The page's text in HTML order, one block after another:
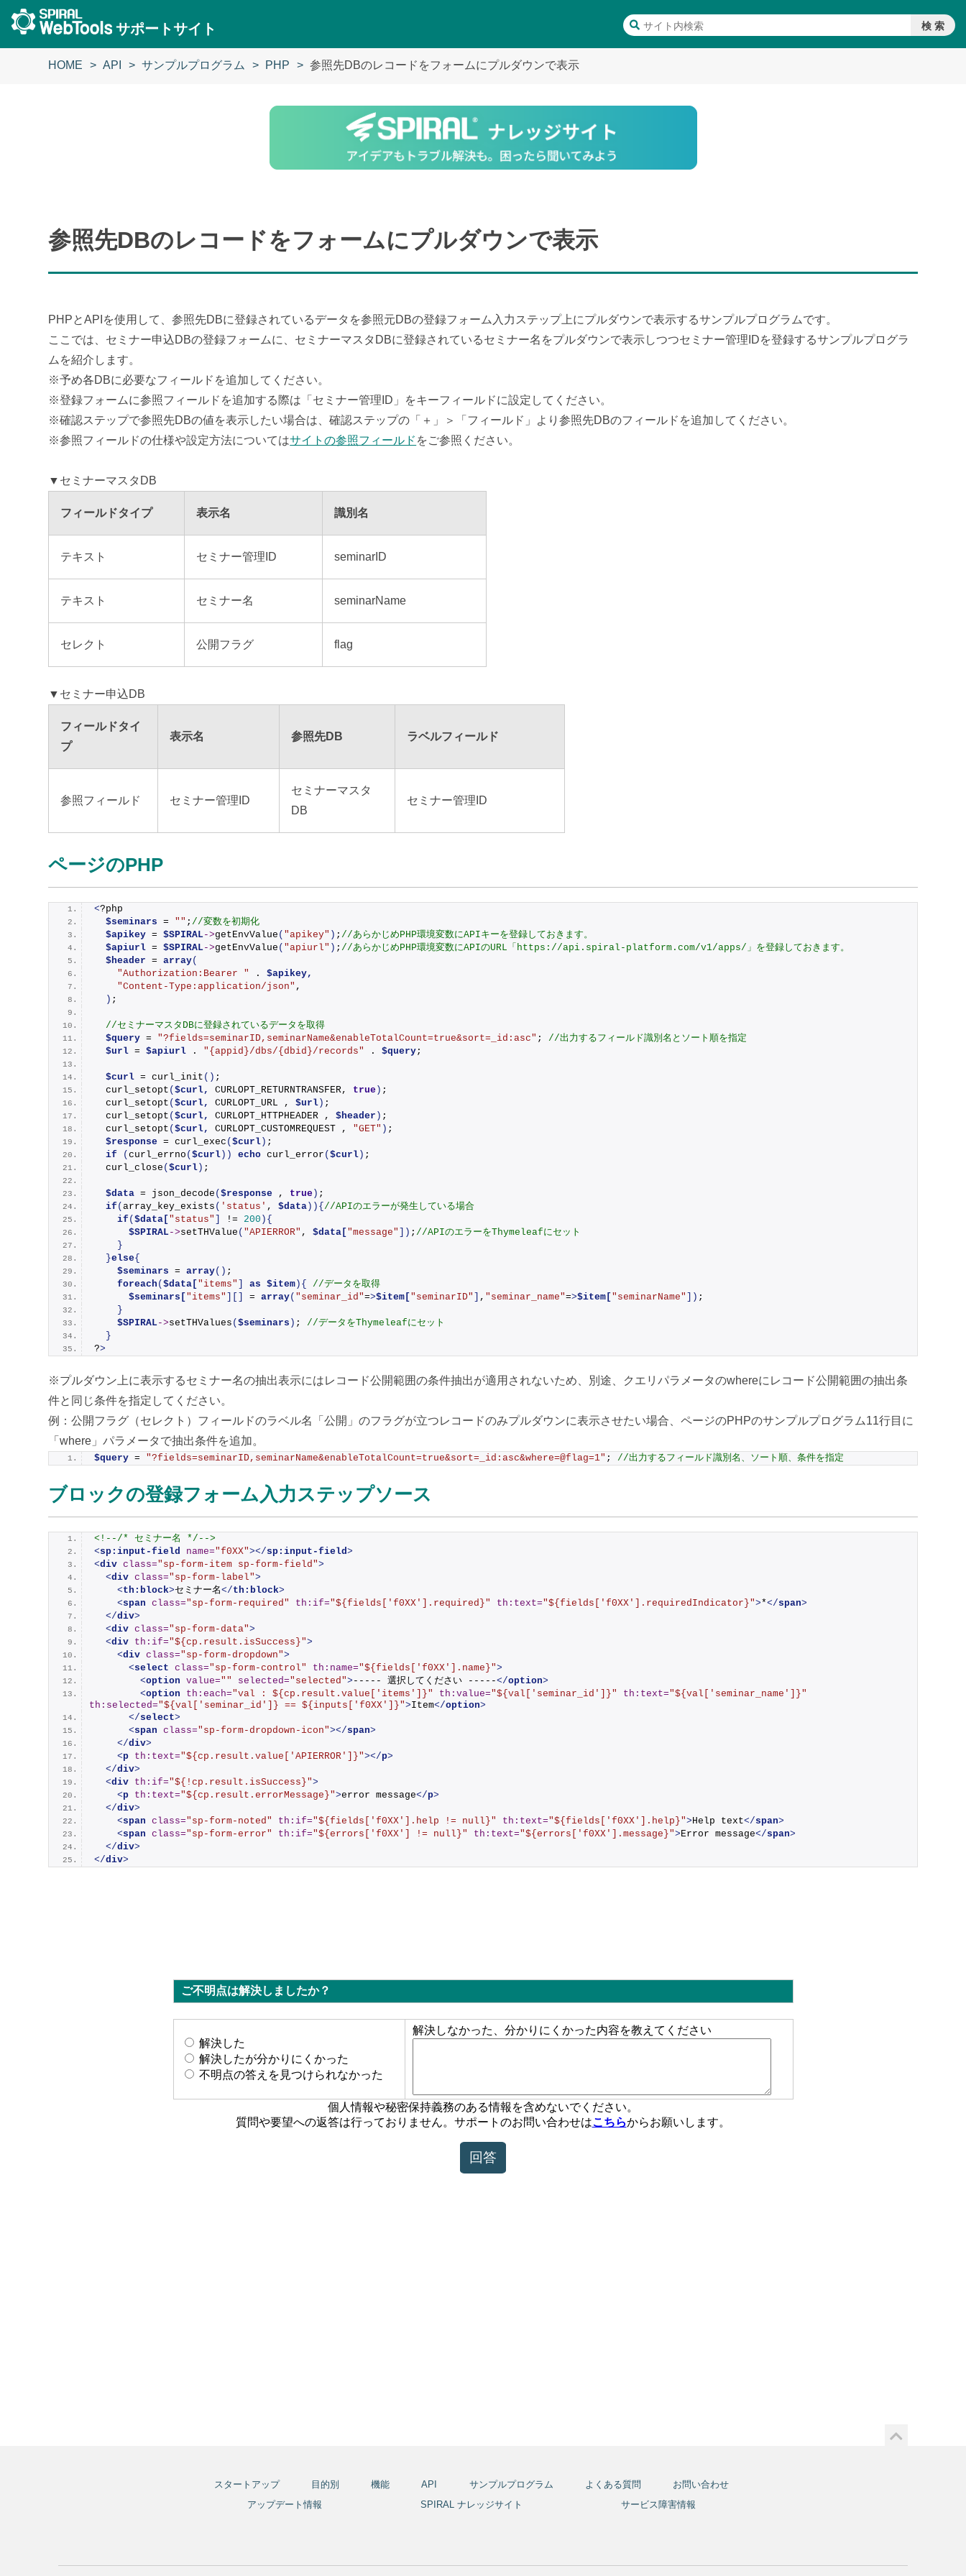
サポートサイト
HOME API サンプルプログラム PHP 参照先DBのレコードをフォームにプルダウンで表示
参照先DBのレコードをフォームにプルダウンで表示
PHPとAPIを使用して、参照先DBに登録されているデータを参照元DBの登録フォーム入力ステップ上にプルダウンで表示するサンプルプログラムです。
ここでは、セミナー申込DBの登録フォームに、セミナーマスタDBに登録されているセミナー名をプルダウンで表示しつつセミナー管理IDを登録するサンプルプログラ
ムを紹介します。
※予め各DBに必要なフィールドを追加してください。
※登録フォームに参照フィールドを追加する際は「セミナー管理ID」をキーフィールドに設定してください。
※確認ステップで参照先DBの値を表示したい場合は、確認ステップの「＋」＞「フィールド」より参照先DBのフィールドを追加してください。
※参照フィールドの仕様や設定方法についてはサイトの参照フィールド をご参照ください。
▼セミナーマスタDB
フィールドタイプ 表示名 識別名
テキスト セミナー管理ID seminarID
テキスト セミナー名 seminarName
セレクト 公開フラグ flag
▼セミナー申込DB
フィールドタイ
プ
表示名 参照先DB ラベルフィールド
参照フィールド セミナー管理ID
セミナーマスタ
DB
セミナー管理ID
ページのPHP
<?php
$seminars = "" ; //変数を初期化
$apikey = $SPIRAL->getEnvValue ( "apikey" ) ; //あらかじめPHP環境変数にAPIキーを登録しておきます。
$apiurl = $SPIRAL->getEnvValue ( "apiurl" ) ; //あらかじめPHP環境変数にAPIのURL「https://api.spiral-platform.com/v1/apps/」を登録しておきます。
$header = array(
"Authorization:Bearer "
. $apikey,
"Content-Type:application/json" ,
) ;
//セミナーマスタDBに登録されているデータを取得
$query = "?fields=seminarID,seminarName&enableTotalCount=true&sort=_id:asc" ; //出力するフィールド識別名とソート順を指定
$url = $apiurl . "{appid}/dbs/{dbid}/records" . $query;
$curl = curl_init () ;
curl_setopt ($curl, CURLOPT_RETURNTRANSFER, true ) ;
curl_setopt ($curl, CURLOPT_URL , $url ) ;
curl_setopt ($curl, CURLOPT_HTTPHEADER , $header ) ;
curl_setopt ($curl, CURLOPT_CUSTOMREQUEST , "GET" ) ;
$response = curl_exec ($curl ) ;
if
(curl_errno ($curl )) echo curl_error ($curl ) ;
curl_close ($curl ) ;
$data = json_decode ($response , true ) ;
if (array_key_exists ( 'status' , $data )){ //APIのエラーが発生している場合
if ($data[ "status" != 200 ){
$SPIRAL->setTHValue ( "APIERROR" , $data[ "message" ]) ; //APIのエラーをThymeleafにセット
}
}else{
$seminars = array() ;
foreach ($data[ "items" as $item ){
//データを取得
$seminars[ "items" = array( "seminar_id"=>$item[ "seminarID" , "seminar_name"=>$item[ "seminarName" ]) ;
}
$SPIRAL->setTHValues ($seminars ) ; //データをThymeleafにセット
}
?>
※プルダウン上に表示するセミナー名の抽出表示にはレコード公開範囲の条件抽出が適用されないため、
別途、クエリパラメータのwhereにレコード公開範囲の抽出条
件と同じ条件を指定してください。
例：公開フラグ（セレクト）フィールドのラベル名「公開」のフラグが立つレコードのみプルダウンに表示させたい場合、ページのPHPのサンプルプログラム11行目に
「where」パラメータで抽出条件を追加。
$query = "?fields=seminarID,seminarName&enableTotalCount=true&sort=_id:asc&where=@flag=1" ; //出力するフィールド識別名、ソート順、条件を指定
ブロックの登録フォーム入力ステップソース
<!--/* セミナー名 */-->
<sp:input-field name="f0XX"></sp:input-field>
<div class="sp-form-item sp-form-field">
<div class="sp-form-label">
<th:block>セミナー名</th:block>
<span class="sp-form-required" th:if="${fields['f0XX'].required}" th:text="${fields['f0XX'].requiredIndicator}">*</span>
</div>
<div class="sp-form-data">
<div th:if="${cp.result.isSuccess}">
<div class="sp-form-dropdown">
<select class="sp-form-control" th:name="${fields['f0XX'].name}">
<option value="" selected="selected"> ----- 選択してください -----</option>
<option th:each="val : ${cp.result.value['items']}" th:value="${val['seminar_id']}" th:text="${val['seminar_name']}"
th:selected="${val['seminar_id']} == ${inputs['f0XX']}">Item</option>
</select>
<span class="sp-form-dropdown-icon"></span>
</div>
<p th:text="${cp.result.value['APIERROR']}"></p>
</div>
<div th:if="${!cp.result.isSuccess}">
<p th:text="${cp.result.errorMessage}">error message</p>
</div>
<span class="sp-form-noted" th:if="${fields['f0XX'].help != null}" th:text="${fields['f0XX'].help}">Help text</span>
<span class="sp-form-error" th:if="${errors['f0XX'] != null}" th:text="${errors['f0XX'].message}">Error message</span>
</div>
</div>
スタートアップ 目的別 機能 API サンプルプログラム よくある質問
お問い合わせ
アップデート情報
SPIRAL ナレッジサイト サービス障害情報